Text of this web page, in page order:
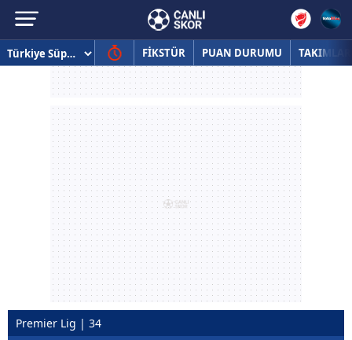
FİKSTÜR PUAN DURUMU TAKIMLAR
Premier Lig | 34